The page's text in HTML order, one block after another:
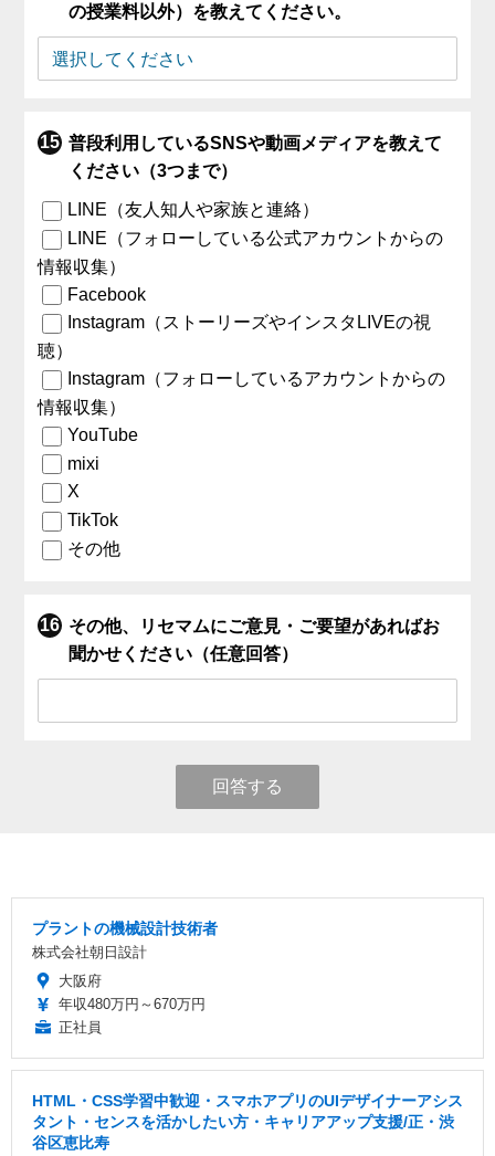
の授業料以外）を教えてください。
普段利用しているSNSや動画メディアを教えて
ください（3つまで）
LINE（友人知人や家族と連絡）
LINE（フォローしている公式アカウントからの
情報収集）
Facebook
Instagram（ストーリーズやインスタLIVEの視
聴）
Instagram（フォローしているアカウントからの
情報収集）
YouTube
mixi
X
TikTok
その他
その他、リセマムにご意見・ご要望があればお
聞かせください（任意回答）
回答する
プラントの機械設計技術者
株式会社朝日設計
大阪府
年収480万円～670万円
正社員
HTML・CSS学習中歓迎・スマホアプリのUIデザイナーアシス
タント・センスを活かしたい方・キャリアアップ支援/正・渋
谷区恵比寿